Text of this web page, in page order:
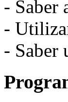
- Saber
-
- Saber